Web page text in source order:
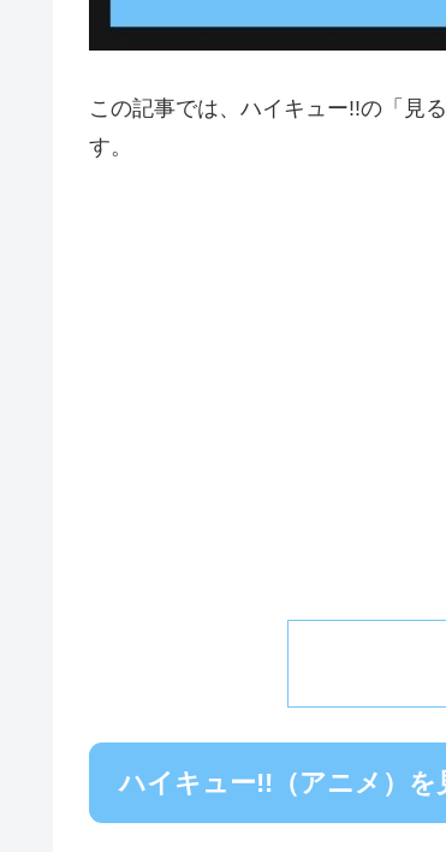
この記事では、ハイキュー!!の「見
す。
ハイキュー!!（アニメ）を